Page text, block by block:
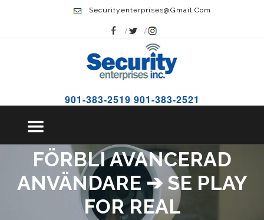
Securityenterprises@gmail.com
901-383-2519 901-383-2521
FÖRBLI AVANCERAD
ANVÄNDARE ➔ SE PLAY
FOR REAL